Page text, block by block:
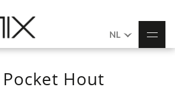
NL
Pocket Hout